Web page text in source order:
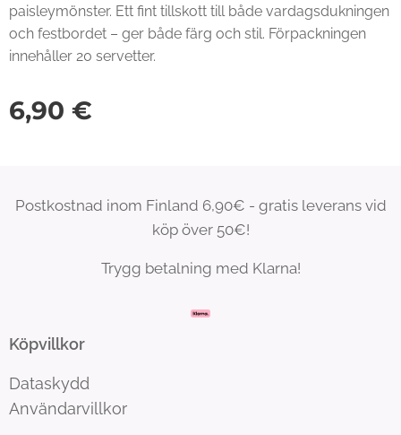
paisleymönster. Ett fint tillskott till både vardagsdukningen
och festbordet – ger både färg och stil. Förpackningen
innehåller 20 servetter.
6,90 €
Postkostnad inom Finland 6,90€ - gratis leverans vid
köp över 50€!
Trygg betalning med Klarna!
Köpvillkor
Dataskydd
Användarvillkor